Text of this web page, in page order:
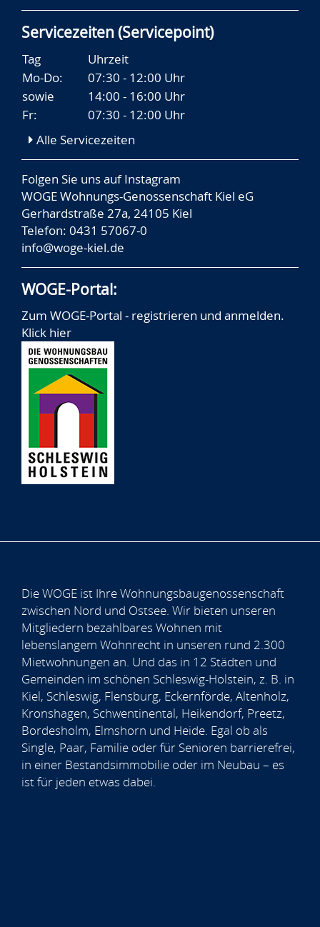
Servicezeiten (Servicepoint)
Tag
Uhrzeit
Mo-Do:
07:30 - 12:00 Uhr
sowie
14:00 - 16:00 Uhr
Fr:
07:30 - 12:00 Uhr
Alle Servicezeiten
Folgen Sie uns aufInstagram
WOGE Wohnungs-Genossenschaft Kiel eG
Gerhardstraße 27a, 24105 Kiel
Telefon: 0431 57067-0
info@woge-kiel.de
WOGE-Portal:
Zum WOGE-Portal - registrieren und anmelden.
Klick hier
Die WOGE ist Ihre Wohnungsbaugenossenschaft
zwischen Nord und Ostsee. Wir bieten unseren
Mitgliedern bezahlbares Wohnen mit
lebenslangem Wohnrecht in unseren rund 2.300
Mietwohnungen an. Und das in 12 Städten und
Gemeinden im schönen Schleswig-Holstein, z. B. in
Kiel, Schleswig, Flensburg, Eckernförde, Altenholz,
Kronshagen, Schwentinental, Heikendorf, Preetz,
Bordesholm, Elmshorn und Heide. Egal ob als
Single, Paar, Familie oder für Senioren barrierefrei,
in einer Bestandsimmobilie oder im Neubau – es
ist für jeden etwas dabei.